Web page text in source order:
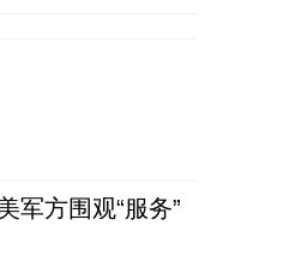
军方围观“服务”